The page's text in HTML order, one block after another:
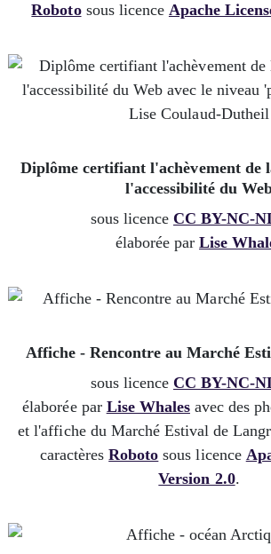
Robotosous licence Apache
Diplôme certifiant l'achèvement de
l'accessibilité du
sous licence CC BY-NC-
élaborée parLise
Affiche - Rencontre au Marché
sous licence CC BY-NC-
élaborée par Lise Whalesavec des
et l'affiche du Marché Estival de
caractèresRoboto sous licence
Version 2.0.